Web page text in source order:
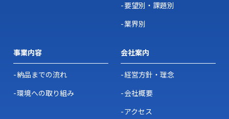
あります。その場合、業務委託先が適切に個人情報を取
り扱うように管理いたします。
6.個人情報の管理
当社は、個人情報の漏洩、滅失、毀損等を防
止するために、個人情報保護管理責任者を設
置し、十分な安全保護に努め、また、個人情
会社案内
経営方針・理念
会社概要
アクセス
事業内容
納品までの流れ
環境への取り組み
要望別・課題別
業界別